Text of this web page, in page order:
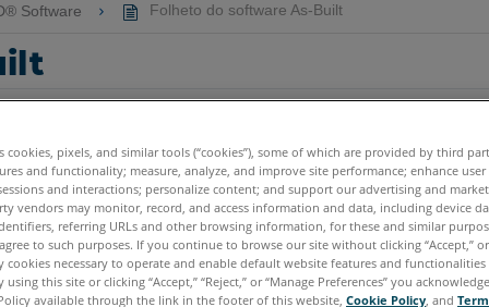
Software Folheto do software As-Built
cookies, pixels, and similar tools (“cookies”), some of which are provided by third
and functionality; measure, analyze, and improve site performance; enhance user
and interactions; personalize content; and support our advertising and
vendors may monitor, record, and access information and data, including device
referring URLs and other browsing information, for these and similar
to such purposes. If you continue to browse our site without clicking “Accept,”
cookies necessary to operate and enable default website features and
using this site or clicking “Accept,” “Reject,” or “Manage Preferences” you
available through the link in the footer of this website, Cookie Policy, and